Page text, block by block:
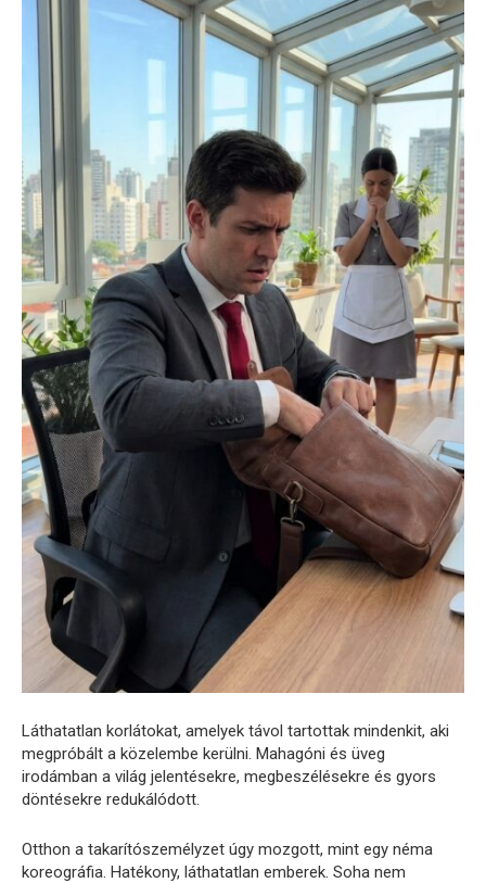
Láthatatlan korlátokat, amelyek távol tartottak mindenkit, aki
megpróbált a közelembe kerülni. Mahagóni és üveg
irodámban a világ jelentésekre, megbeszélésekre és gyors
döntésekre redukálódott.
Otthon a takarítószemélyzet úgy mozgott, mint egy néma
koreográfia. Hatékony, láthatatlan emberek. Soha nem